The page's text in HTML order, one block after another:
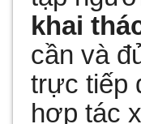
khai
cần và
trực tiếp
hợp tác